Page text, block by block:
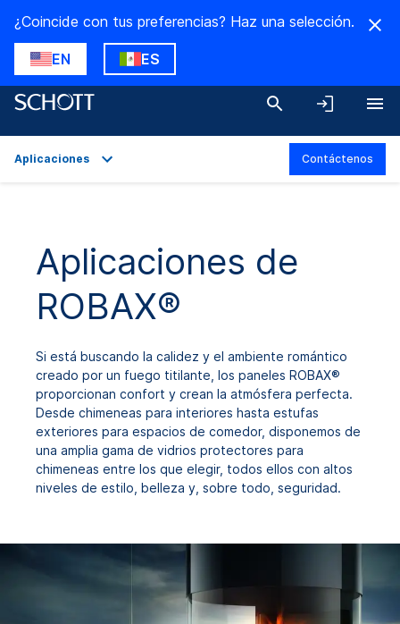
¿Coincide con tus preferencias? Haz una selección.
EN ES
Datos técnicos
Variantes de producto
Descargas
Aplicaciones Contáctenos
Aplicaciones de
ROBAX®
Si está buscando la calidez y el ambiente romántico
creado por un fuego titilante, los paneles ROBAX®
proporcionan confort y crean la atmósfera perfecta.
Desde chimeneas para interiores hasta estufas
exteriores para espacios de comedor, disponemos de
una amplia gama de vidrios protectores para
chimeneas entre los que elegir, todos ellos con altos
niveles de estilo, belleza y, sobre todo, seguridad.